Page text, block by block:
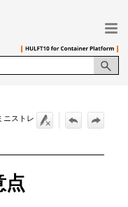
ップ
ニストレ
点